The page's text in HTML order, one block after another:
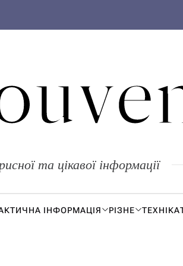
та цікавої інформації
ІНФОРМАЦІЯ РІЗНЕ ТЕХНІКА